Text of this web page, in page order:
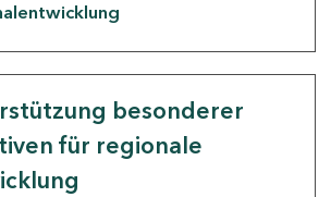
besonderer
für regionale